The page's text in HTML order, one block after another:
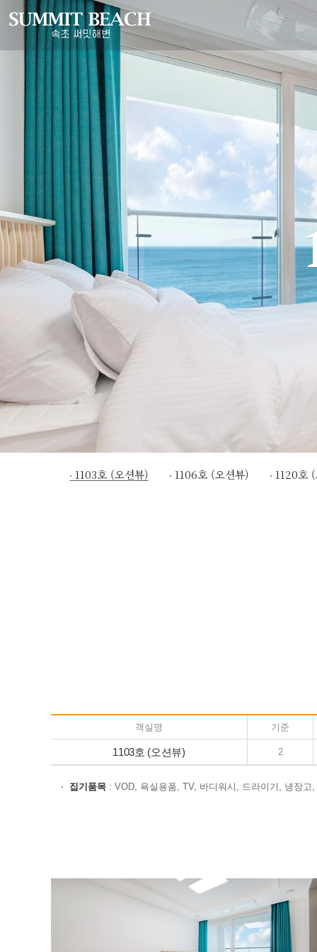
1103호 (오션뷰) 1106호 (오션뷰) 1120호
객실명 기준
1103호 (오션뷰) 2
집기품목 : VOD, 욕실용품, TV, 바디워시, 드라이기, 냉장